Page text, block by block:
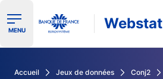
Ouvrir le menu de navigation
MENU Webstat
Accueil Jeux de données
Conj2